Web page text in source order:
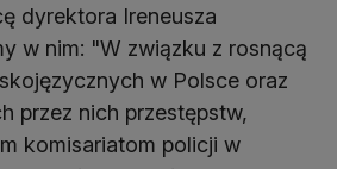
dyrektora Ireneusza
w nim: "W związku z rosnącą
w Polsce oraz
przez nich przestępstw,
komisariatom policji w